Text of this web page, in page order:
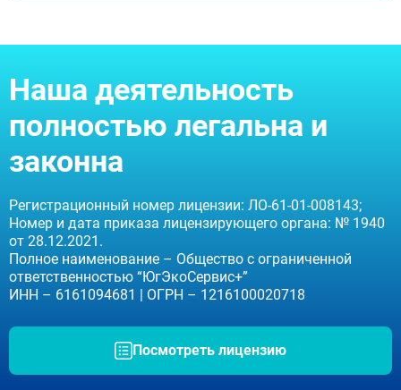
Наша деятельность
полностью легальна и
законна
Регистрационный номер лицензии: ЛО-61-01-008143;
Номер и дата приказа лицензирующего органа: № 1940
от 28.12.2021.
Полное наименование – Общество с ограниченной
ответственностью “ЮгЭкоСервис+”
ИНН – 6161094681 | ОГРН – 1216100020718
Посмотреть лицензию
ВЫБРАТЬ ГОРОД
Москва
Видное
Воскресенск
Долгопрудный
Дубна
Егорьевск
Жуковский
Ивантеевка